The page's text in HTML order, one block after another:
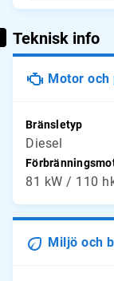
Teknisk info
Motor och
Bränsletyp
Diesel
81 kW / 110
Miljö och